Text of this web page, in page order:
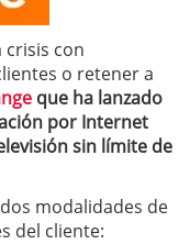
crisis con
o retener a
que ha lanzado
por Internet
sin límite de
modalidades de
del cliente: